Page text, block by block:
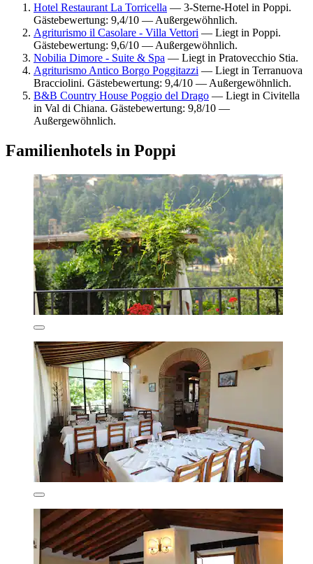
Hotel Restaurant La Torricella — 3-Sterne-Hotel in Poppi.
Gästebewertung: 9,4/10 — Außergewöhnlich.
Agriturismo il Casolare - Villa Vettori — Liegt in Poppi.
Gästebewertung: 9,6/10 — Außergewöhnlich.
Nobilia Dimore - Suite & Spa — Liegt in Pratovecchio Stia.
Agriturismo Antico Borgo Poggitazzi — Liegt in Terranuova
Bracciolini. Gästebewertung: 9,4/10 — Außergewöhnlich.
B&B Country House Poggio del Drago — Liegt in Civitella
in Val di Chiana. Gästebewertung: 9,8/10 —
Außergewöhnlich.
Familienhotels in Poppi